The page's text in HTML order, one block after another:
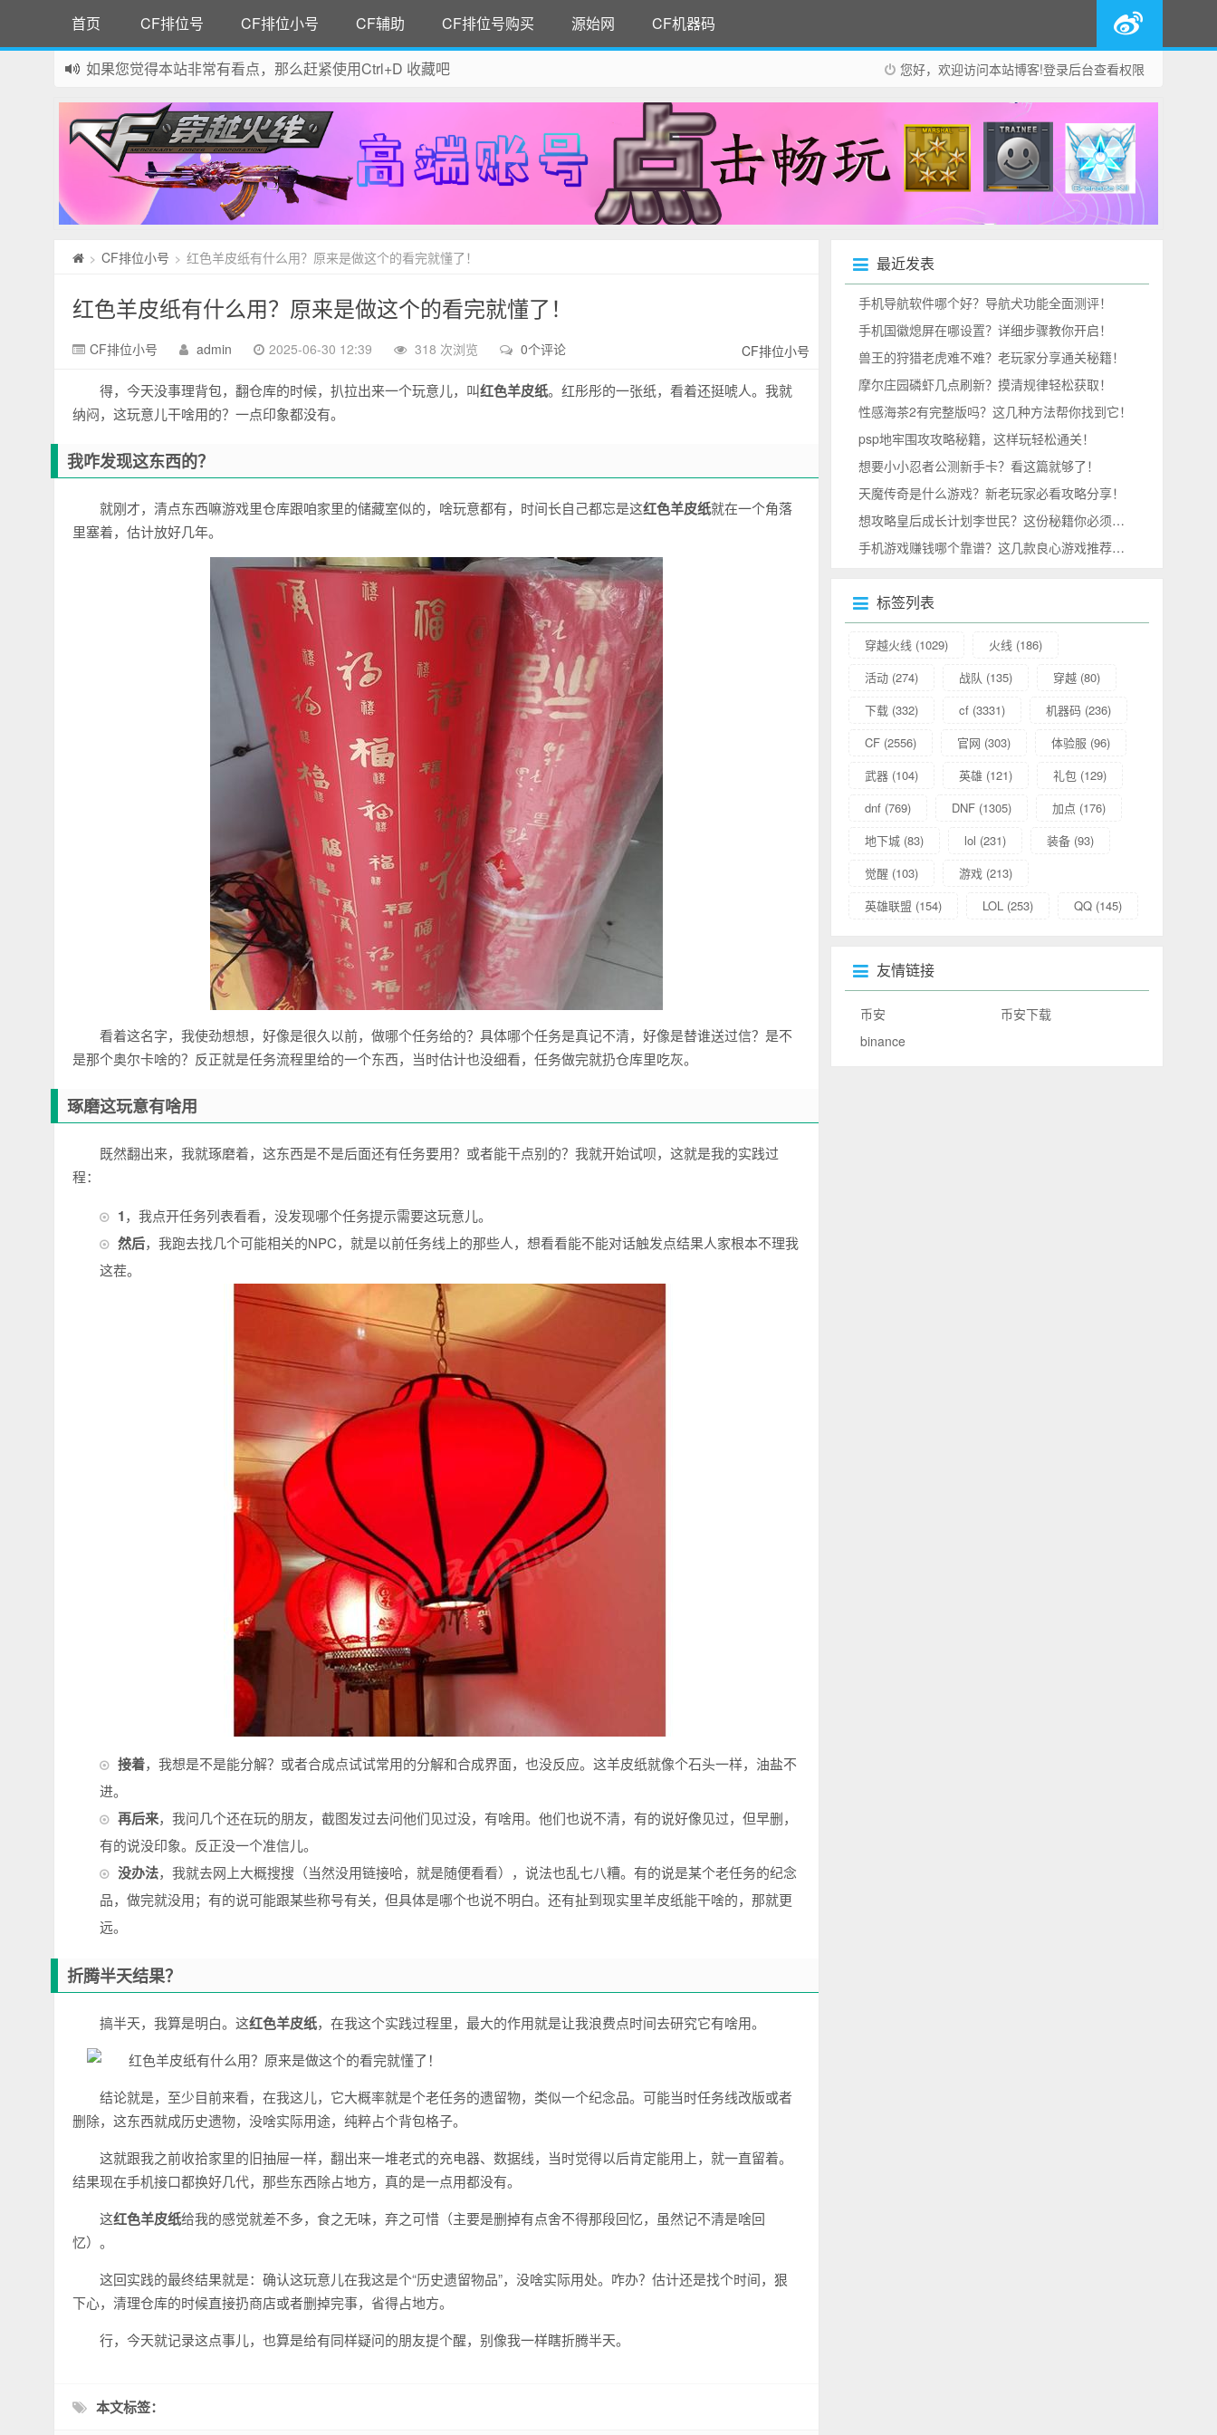
首页 CF排位号 CF排位小号 CF辅助 CF排位号购买 源始网 CF机器码
您好，欢迎访问本站博客!登录后台查看权限
如果您觉得本站非常有看点，那么赶紧使用Ctrl+D 收藏吧
> CF排位小号 > 红色羊皮纸有什么用？原来是做这个的看完就懂了！
红色羊皮纸有什么用？原来是做这个的看完就懂了！
CF排位小号 admin 2025-06-30 12:39 318 次浏览 0个评论 CF排位小号
得，今天没事理背包，翻仓库的时候，扒拉出来一个玩意儿，叫红色羊皮纸。红彤彤的一张纸，看着还挺唬人。我就
纳闷，这玩意儿干啥用的？一点印象都没有。
我咋发现这东西的？
就刚才，清点东西嘛游戏里仓库跟咱家里的储藏室似的，啥玩意都有，时间长自己都忘是这红色羊皮纸就在一个角落
里塞着，估计放好几年。
看着这名字，我使劲想想，好像是很久以前，做哪个任务给的？具体哪个任务是真记不清，好像是替谁送过信？是不
是那个奥尔卡啥的？反正就是任务流程里给的一个东西，当时估计也没细看，任务做完就扔仓库里吃灰。
琢磨这玩意有啥用
既然翻出来，我就琢磨着，这东西是不是后面还有任务要用？或者能干点别的？我就开始试呗，这就是我的实践过
程：
1，我点开任务列表看看，没发现哪个任务提示需要这玩意儿。
然后，我跑去找几个可能相关的NPC，就是以前任务线上的那些人，想看看能不能对话触发点结果人家根本不理我
这茬。
接着，我想是不是能分解？或者合成点试试常用的分解和合成界面，也没反应。这羊皮纸就像个石头一样，油盐不
进。
再后来，我问几个还在玩的朋友，截图发过去问他们见过没，有啥用。他们也说不清，有的说好像见过，但早删，
有的说没印象。反正没一个准信儿。
没办法，我就去网上大概搜搜（当然没用链接哈，就是随便看看），说法也乱七八糟。有的说是某个老任务的纪念
品，做完就没用；有的说可能跟某些称号有关，但具体是哪个也说不明白。还有扯到现实里羊皮纸能干啥的，那就更
远。
折腾半天结果？
搞半天，我算是明白。这红色羊皮纸，在我这个实践过程里，最大的作用就是让我浪费点时间去研究它有啥用。
结论就是，至少目前来看，在我这儿，它大概率就是个老任务的遗留物，类似一个纪念品。可能当时任务线改版或者
删除，这东西就成历史遗物，没啥实际用途，纯粹占个背包格子。
这就跟我之前收拾家里的旧抽屉一样，翻出来一堆老式的充电器、数据线，当时觉得以后肯定能用上，就一直留着。
结果现在手机接口都换好几代，那些东西除占地方，真的是一点用都没有。
这红色羊皮纸给我的感觉就差不多，食之无味，弃之可惜（主要是删掉有点舍不得那段回忆，虽然记不清是啥回
忆）。
这回实践的最终结果就是：确认这玩意儿在我这是个“历史遗留物品”，没啥实际用处。咋办？估计还是找个时间，狠
下心，清理仓库的时候直接扔商店或者删掉完事，省得占地方。
行，今天就记录这点事儿，也算是给有同样疑问的朋友提个醒，别像我一样瞎折腾半天。
本文标签：
最近发表
手机导航软件哪个好？导航犬功能全面测评！
手机国徽熄屏在哪设置？详细步骤教你开启！
兽王的狩猎老虎难不难？老玩家分享通关秘籍！
摩尔庄园磷虾几点刷新？摸清规律轻松获取！
性感海茶2有完整版吗？这几种方法帮你找到它！
psp地牢围攻攻略秘籍，这样玩轻松通关！
想要小小忍者公测新手卡？看这篇就够了！
天魔传奇是什么游戏？新老玩家必看攻略分享！
想攻略皇后成长计划李世民？这份秘籍你必须收好！
手机游戏赚钱哪个靠谱？这几款良心游戏推荐给你！
标签列表
穿越火线 (1029) 火线 (186)
活动 (274) 战队 (135) 穿越 (80)
下载 (332) cf (3331) 机器码 (236)
CF (2556) 官网 (303) 体验服 (96)
武器 (104) 英雄 (121) 礼包 (129)
dnf (769) DNF (1305) 加点 (176)
地下城 (83) lol (231) 装备 (93)
觉醒 (103) 游戏 (213)
英雄联盟 (154) LOL (253) QQ (145)
友情链接
币安
币安下载
binance